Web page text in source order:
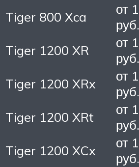
Tiger 800 Xca
от
руб.
Tiger 1200 XR
от
руб.
Tiger 1200 XRx
от
руб.
Tiger 1200 XRt
от
руб.
Tiger 1200 XCx
от
руб.